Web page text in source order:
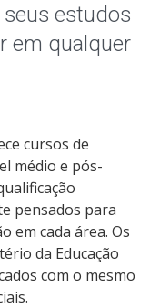
estudos
em qualquer
cursos de
médio e pós-
pensados para
em cada área. Os
da Educação
com o mesmo